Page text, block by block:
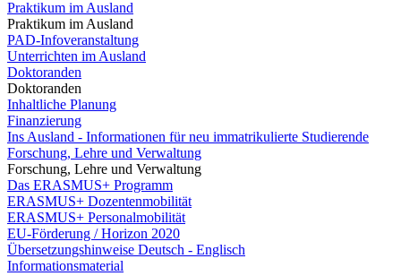
Praktikum im Ausland
Praktikum im Ausland
PAD-Infoveranstaltung
Unterrichten im Ausland
Doktoranden
Doktoranden
Inhaltliche Planung
Finanzierung
Ins Ausland - Informationen für neu immatrikulierte Studierende
Forschung, Lehre und Verwaltung
Forschung, Lehre und Verwaltung
Das ERASMUS+ Programm
ERASMUS+ Dozentenmobilität
ERASMUS+ Personalmobilität
EU-Förderung / Horizon 2020
Übersetzungshinweise Deutsch - Englisch
Informationsmaterial